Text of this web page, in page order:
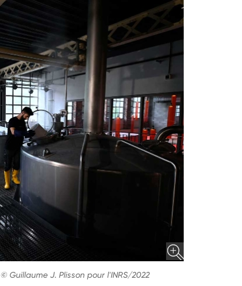
© Guillaume J. Plisson pour l'INRS/2022